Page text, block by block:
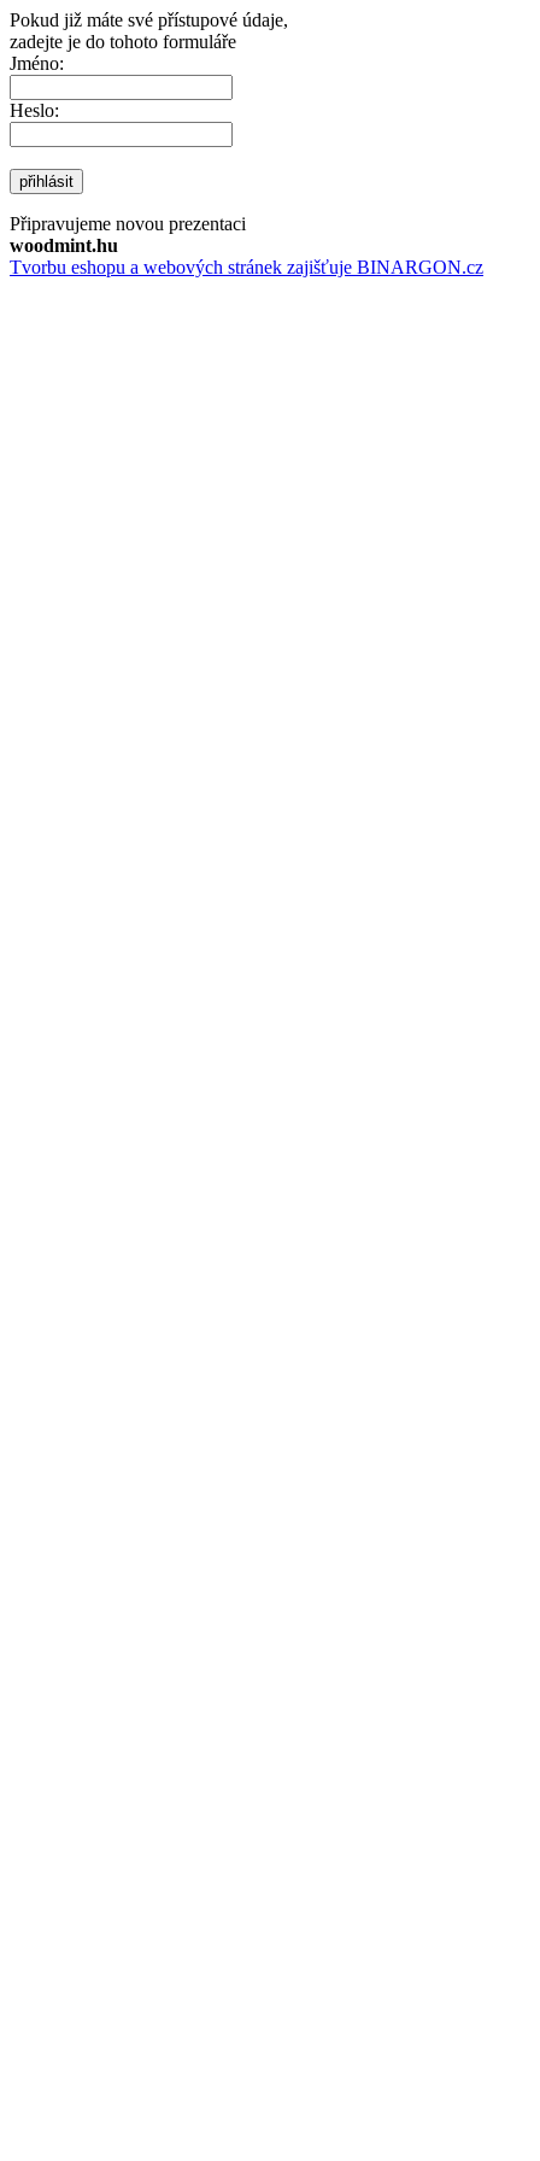
Pokud již máte své přístupové údaje,
zadejte je do tohoto formuláře
Jméno:
Heslo:
přihlásit
Připravujeme novou prezentaci
woodmint.hu
Tvorbu eshopu a webových stránek zajišťuje BINARGON.cz